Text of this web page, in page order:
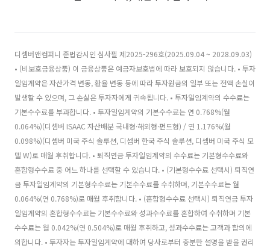
디셈버앤컴퍼니 준법감시인 심사필 제2025-296호(2025.09.04 ~ 2028.09.03)
• (비보호금융상품) 이 금융상품은 예금자보호법에 따라 보호되지 않습니다. • 투자
일임계약은 자산가격 변동, 환율 변동 등에 따라 투자원금의 일부 또는 전액 손실이
발생할 수 있으며, 그 손실은 투자자에게 귀속됩니다. • 투자일임계약의 수수료는
기본수수료를 부과합니다. • 투자일임계약의 기본수수료는 연 0.768%(월
0.064%)(디셈버 ISAAC 자산배분 국내형·해외형·펀드형) / 연 1.176%(월
0.098%)(디셈버 미국 주식 솔루션, 디셈버 한국 주식 솔루션, 디셈버 미국 주식 모
델 W)로 매월 후취합니다. • 퇴직연금 투자일임계약의 수수료는 기본형수수료와
혼합형수수료 중 어느 하나를 선택할 수 있습니다. • (기본형수수료 선택시) 퇴직연
금 투자일임계약의 기본형수수료는 기본수수료를 수취하며, 기본수수료는 월
0.064%(연 0.768%)로 매월 후취합니다. • (혼합형수수료 선택시) 퇴직연금 투자
일임계약의 혼합형수수료는 기본수수료와 성과수수료를 혼합하여 수취하며 기본
수수료는 월 0.042%(연 0.504%)로 매월 후취하고, 성과수수료는 고객과 합의에
의합니다. • 투자자는 투자일임계약에 대하여 당사로부터 충분한 설명을 받을 권리